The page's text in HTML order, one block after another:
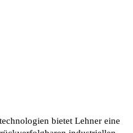
bietet Lehner eine